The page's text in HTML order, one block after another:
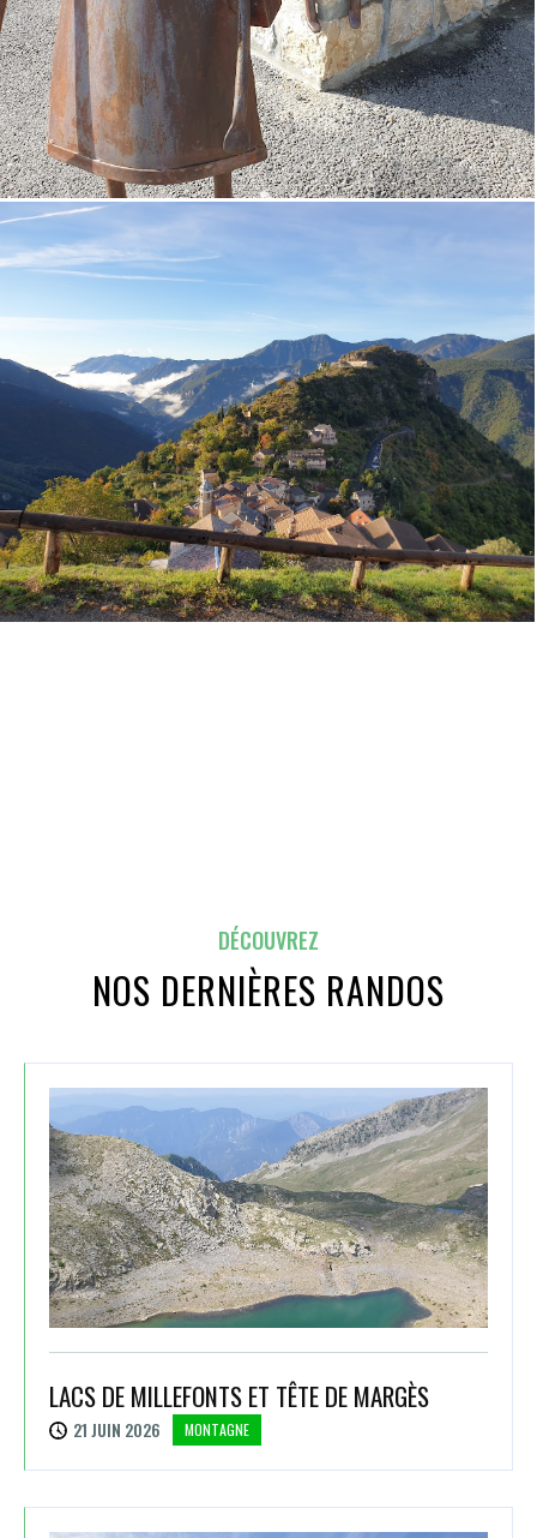
DÉCOUVREZ
NOS DERNIÈRES RANDOS
LACS DE MILLEFONTS ET TÊTE DE MARGÈS
21 JUIN 2026 MONTAGNE